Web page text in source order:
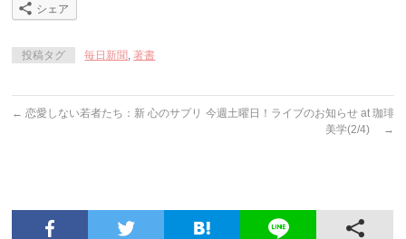
シェア
投稿タグ 毎日新聞,著書
← 恋愛しない若者たち：新 心のサプリ 今週土曜日！ライブのお知らせ at 珈琲
美学(2/4)
→